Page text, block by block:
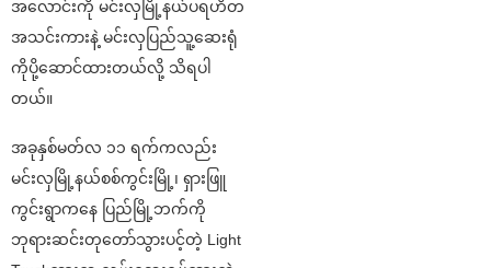
အလောင်းကို မင်းလှမြို့နယ်ပရဟိတ
အသင်းကားနဲ့ မင်းလှပြည်သူ့ဆေးရုံ
ကိုပို့ဆောင်ထားတယ်လို့ သိရပါ
တယ်။
အခုနှစ်မတ်လ ၁၁ ရက်ကလည်း
မင်းလှမြို့နယ်စစ်ကွင်းမြို့၊ ရှားဖြူ
ကွင်းရွာကနေ ပြည်မြို့ဘက်ကို
ဘုရားဆင်းတုတော်သွားပင့်တဲ့ Light